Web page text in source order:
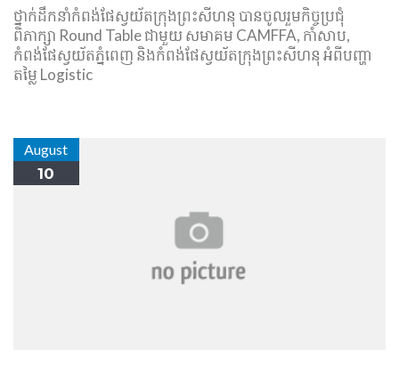
ថ្នាក់ដឹកនាំ​កំពង់ផែ​ស្វយ័ត​ក្រុងព្រះសីហនុ បាន​ចូលរួម​កិច្ចប្រជុំ​
ពិភាក្សា Round Table ជាមួយ សមាគម​ CAMFFA, កាំសាប​,
កំពង់ផែ​ស្វយ័ត​ភ្នំពេញ និង​កំពង់ផែ​ស្វយ័ត​ក្រុងព្រះសីហនុ អំពី​បញ្ហា​
តម្លៃ Logistic
August
10